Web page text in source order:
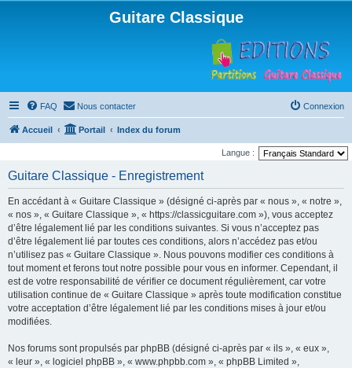
Guitare Classique
FAQ Nous contacter Connexion
Accueil Portail Index du forum
Langue :
Guitare Classique - Enregistrement
En accédant à « Guitare Classique » (désigné ci-après par « nous », « notre »,
« nos », « Guitare Classique », « https://classicguitare.com »), vous acceptez
d’être légalement lié par les conditions suivantes. Si vous n’acceptez pas
d’être légalement lié par toutes ces conditions, alors n’accédez pas et/ou
n’utilisez pas « Guitare Classique ». Nous pouvons modifier ces conditions à
tout moment et ferons tout notre possible pour vous en informer. Cependant, il
est de votre responsabilité de vérifier ce document régulièrement, car votre
utilisation continue de « Guitare Classique » après toute modification constitue
votre acceptation d’être légalement lié par les conditions mises à jour et/ou
modifiées.
Nos forums sont propulsés par phpBB (désigné ci-après par « ils », « eux »,
« leur », « logiciel phpBB », « www.phpbb.com », « phpBB Limited »,